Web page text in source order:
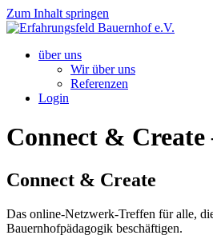
Zum Inhalt springen
über uns
Wir über uns
Referenzen
Login
Connect &
Connect & Create
Das online-Netzwerk-Treffen für alle,
Bauernhofpädagogik beschäftigen.